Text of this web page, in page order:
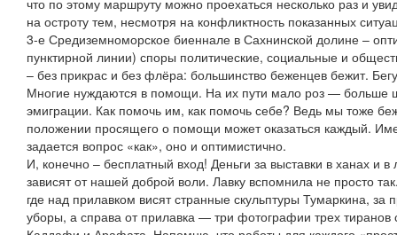
что по этому маршруту можно проехаться несколько раз и
на остроту тем, несмотря на конфликтность показанных
3-е Средиземноморское биеннале в Сахнинской долине –
пунктирной линии) споры политические, социальные и
– без прикрас и без флёра: большинство беженцев бежит.
Многие нуждаются в помощи. На их пути мало роз — больше
эмиграции. Как помочь им, как помочь себе? Ведь мы тоже
положении просящего о помощи может оказаться каждый.
задается вопрос «как», оно и оптимистично.
И, конечно – бесплатный вход! Деньги за выставки в ханах и
зависят от нашей доброй воли. Лавку вспомнила не просто
где над прилавком висят странные скульптуры Тумаркина,
уборы, а справа от прилавка — три фотографии трех тиранов